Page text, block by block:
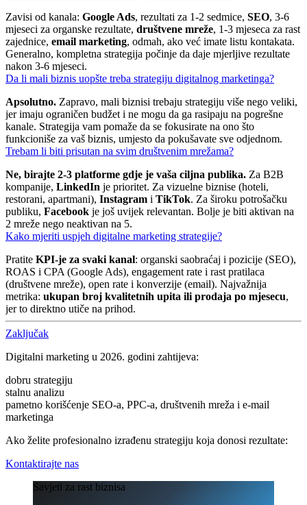
Zavisi od kanala: Google Ads, rezultati za 1-2 sedmice, SEO, 3-6
mjeseci za organske rezultate, društvene mreže, 1-3 mjeseca za rast
zajednice, email marketing, odmah, ako već imate listu kontakata.
Generalno, kompletna strategija počinje da daje mjerljive rezultate
nakon 3-6 mjeseci.
Da li mali biznis uopšte treba strategiju digitalnog marketinga?
Apsolutno. Zapravo, mali biznisi trebaju strategiju više nego veliki,
jer imaju ograničen budžet i ne mogu da ga rasipaju na pogrešne
kanale. Strategija vam pomaže da se fokusirate na ono što
funkcioniše za vaš biznis, umjesto da pokušavate sve odjednom.
Trebam li biti prisutan na svim društvenim mrežama?
Ne, birajte 2-3 platforme gdje je vaša ciljna publika. Za B2B
kompanije, LinkedIn je prioritet. Za vizuelne biznise (hoteli,
restorani, apartmani), Instagram i TikTok. Za široku potrošačku
publiku, Facebook je još uvijek relevantan. Bolje je biti aktivan na
2 mreže nego neaktivan na 5.
Kako mjeriti uspjeh digitalne marketing strategije?
Pratite KPI-je za svaki kanal: organski saobraćaj i pozicije (SEO),
ROAS i CPA (Google Ads), engagement rate i rast pratilaca
(društvene mreže), open rate i konverzije (email). Najvažnija
metrika: ukupan broj kvalitetnih upita ili prodaja po mjesecu,
jer to direktno utiče na prihod.
Zaključak
Digitalni marketing u 2026. godini zahtijeva:
dobru strategiju
stalnu analizu
pametno korišćenje SEO-a, PPC-a, društvenih mreža i e-mail
marketinga
Ako želite profesionalno izrađenu strategiju koja donosi rezultate:
Kontaktirajte nas
Savjeti za rast biznisa